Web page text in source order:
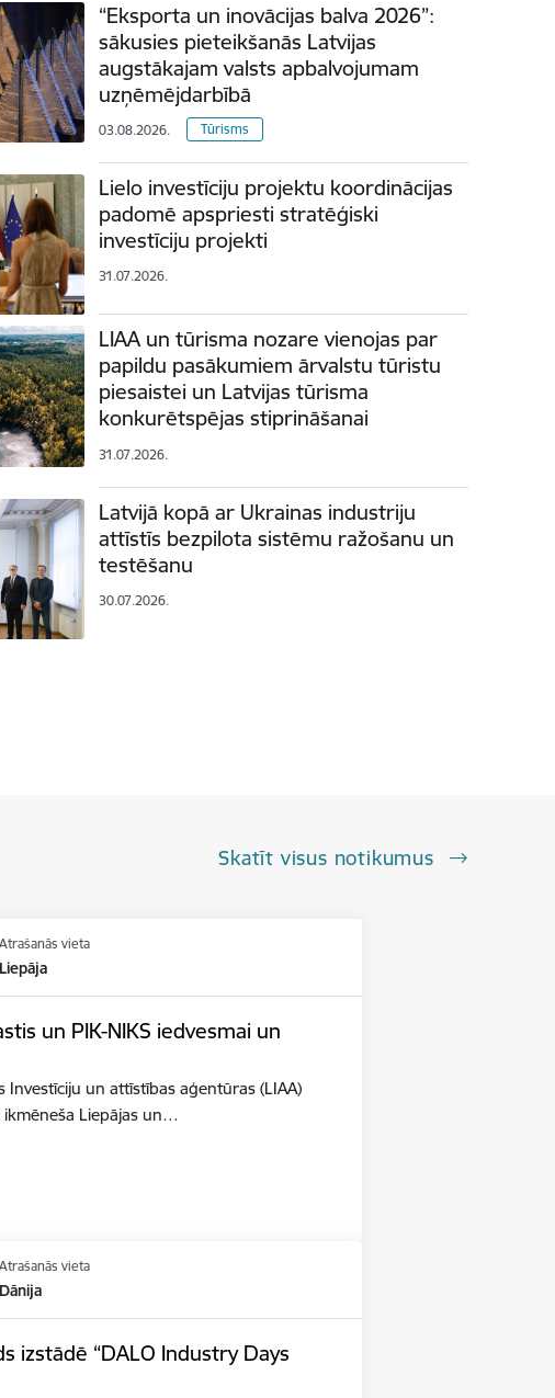
“Eksporta un inovācijas balva 2026”:
sākusies pieteikšanās Latvijas
augstākajam valsts apbalvojumam
uzņēmējdarbībā
03.08.2026. Tūrisms
Lielo investīciju projektu koordinācijas
padomē apspriesti stratēģiski
investīciju projekti
31.07.2026.
LIAA un tūrisma nozare vienojas par
papildu pasākumiem ārvalstu tūristu
piesaistei un Latvijas tūrisma
konkurētspējas stiprināšanai
31.07.2026.
Latvijā kopā ar Ukrainas industriju
attīstīs bezpilota sistēmu ražošanu un
testēšanu
30.07.2026.
Skatīt visus notikumus
Atrašanās vieta
Liepāja
un PIK-NIKS iedvesmai un
un attīstības aģentūras (LIAA)
ikmēneša Liepājas un…
Atrašanās vieta
Dānija
izstādē “DALO Industry Days